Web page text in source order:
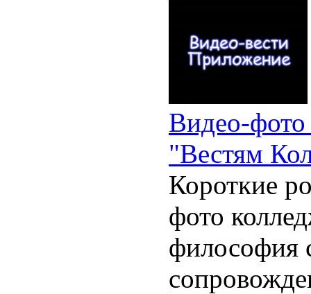
Видео-
"Вестям
Короткие
фото
философия